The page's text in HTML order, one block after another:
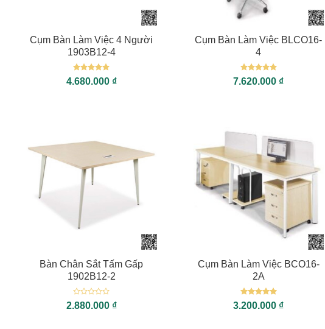
Cụm Bàn Làm Việc 4 Người
1903B12-4
Được xếp
hạng55
4.680.000 ₫
Cụm Bàn Làm Việc BLCO16-
4
Được xếp
hạng55
7.620.000 ₫
Bàn Chân Sắt Tấm Gấp
1902B12-2
Được
xếp
2.880.000 ₫
Cụm Bàn Làm Việc BCO16-
2A
Được xếp
hạng55
3.200.000 ₫